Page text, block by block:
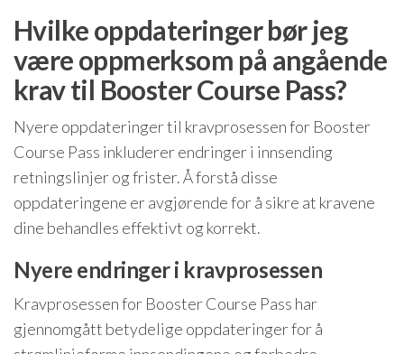
Hvilke oppdateringer bør jeg
være oppmerksom på angående
krav til Booster Course Pass?
Nyere oppdateringer til kravprosessen for Booster
Course Pass inkluderer endringer i innsending
retningslinjer og frister. Å forstå disse
oppdateringene er avgjørende for å sikre at kravene
dine behandles effektivt og korrekt.
Nyere endringer i kravprosessen
Kravprosessen for Booster Course Pass har
gjennomgått betydelige oppdateringer for å